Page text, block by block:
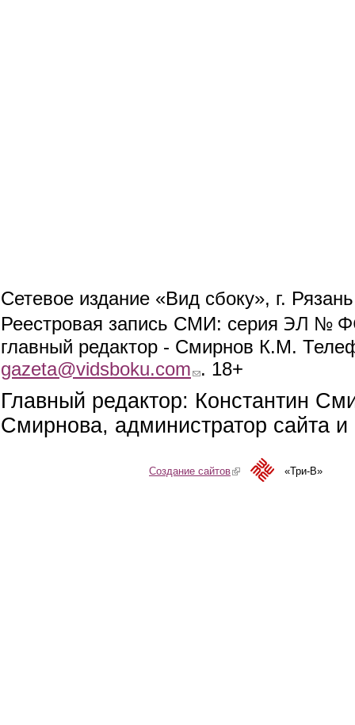
Сетевое издание «Вид сбоку», г.
Реестровая запись СМИ: серия ЭЛ №
главный редактор - Смирнов К.М.
gazeta@vidsboku.com (link sends e-mail)
. 18+
Главный редактор: Константин
Смирнова, администратор сайта
Создание сайтов(link is external)«Три-В»